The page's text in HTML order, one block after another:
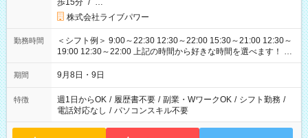
歩15分 / …
株式会社ライブパワー
勤務時間
＜シフト例＞ 9:00～22:30 12:30～22:00 15:30～21:00 12:30～
19:00 12:30～22:00 上記の時間から好きな時間を選べます！ ※
時間は変更となる可能性があります
期間 9月8日・9日
特徴 週1日からOK / 履歴書不要 / 副業・WワークOK / シフト勤務 /
電話対応なし / パソコンスキル不要